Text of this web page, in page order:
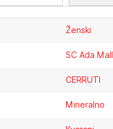
Ženski
SC Ada Mall
CERRUTI
Mineralno